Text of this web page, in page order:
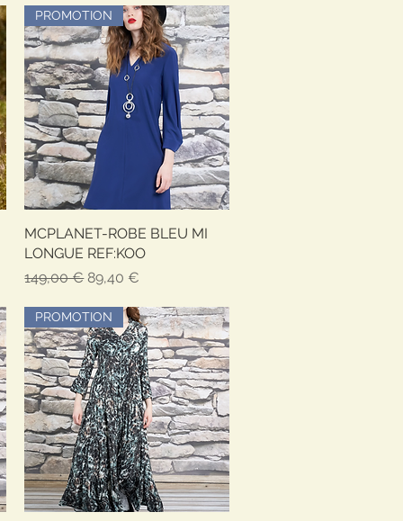
Aperçu rapide
PROMOTION
MCPLANET-ROBE BLEU MI
LONGUE REF:KOO
Prix original
149,00 € Prix promotionnel
89,40 €
PROMOTION